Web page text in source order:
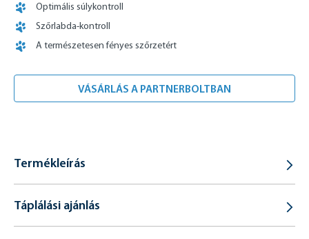
Optimális súlykontroll
Szőrlabda-kontroll
A természetesen fényes szőrzetért
VÁSÁRLÁS A PARTNERBOLTBAN
Termékleírás
Táplálási ajánlás